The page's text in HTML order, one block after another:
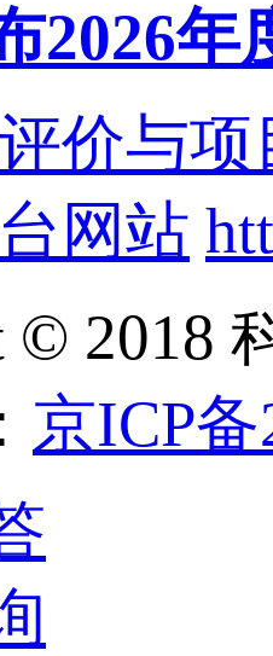
2026
价与
网站
© 2018
京ICP